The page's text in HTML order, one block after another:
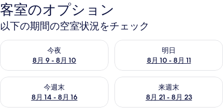
客室のオプション
以下の期間の空室状況をチェック
今夜
8月 9 - 8月 10
今夜 8月 9 - 8月 10 の空室状況をチェック
明日
8月 10 - 8月 11
明日 8月 10 - 8月 11 の空室状
今週末
8月 14 - 8月 16
今週末 8月 14 - 8月 16 の空室状況をチェック
来週末
8月 21 - 8月 23
来週末 8月 21 - 8月 23 の空室